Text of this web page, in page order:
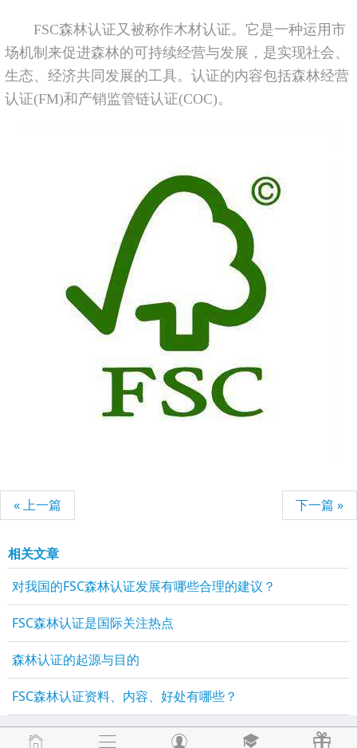
FSC森林认证又被称作木材认证。它是一种运用市
场机制来促进森林的可持续经营与发展，是实现社会、
生态、经济共同发展的工具。认证的内容包括森林经营
认证(FM)和产销监管链认证(COC)。
« 上一篇 下一篇 »
相关文章
对我国的FSC森林认证发展有哪些合理的建议？
FSC森林认证是国际关注热点
森林认证的起源与目的
FSC森林认证资料、内容、好处有哪些？